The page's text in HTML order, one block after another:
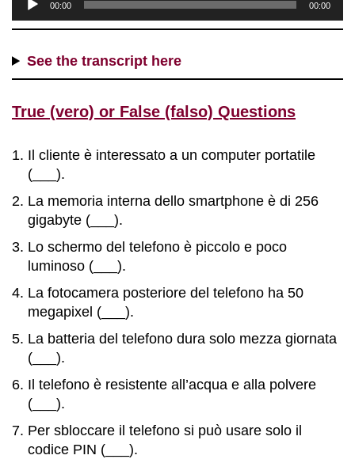
i
l
y
00:00 00:00
See the transcript here
True (vero) or False (falso) Questions
Il cliente è interessato a un computer portatile
(___).
La memoria interna dello smartphone è di 256
gigabyte (___).
Lo schermo del telefono è piccolo e poco
luminoso (___).
La fotocamera posteriore del telefono ha 50
megapixel (___).
La batteria del telefono dura solo mezza giornata
(___).
Il telefono è resistente all’acqua e alla polvere
(___).
Per sbloccare il telefono si può usare solo il
codice PIN (___).